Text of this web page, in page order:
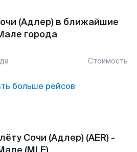
(Адлер) в ближайшие
города
Стоимость
больше рейсов
Сочи (Адлер) (AER) -